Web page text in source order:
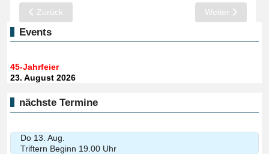
Vorheriger Beitrag: Maibaumfest 2023: "überrend..."
Zurück Nächster
Weiter
Events
45-Jahrfeier
23. August 2026
nächste Termine
Do 13. Aug.
Triftern Beginn 19.00 Uhr